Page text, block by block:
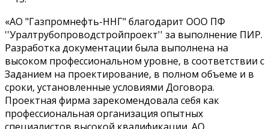
«АО "Газпромнефть-ННГ" благодарит ООО ПФ
''Уралтрубопроводстройпроект'' за выполнение ПИР.
Разработка документации была выполнена на
высоком профессиональном уровне, в соответствии с
Заданием на проектирование, в полном объеме и в
сроки, установленные условиями Договора.
Проектная фирма зарекомендовала себя как
профессиональная организация опытных